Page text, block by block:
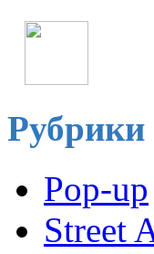
Рубрики
Pop-up
Street